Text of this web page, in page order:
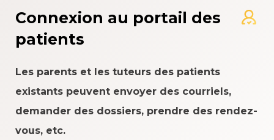
Connexion au portail des
patients
Les parents et les tuteurs des patients
existants peuvent envoyer des courriels,
demander des dossiers, prendre des rendez-
vous, etc.